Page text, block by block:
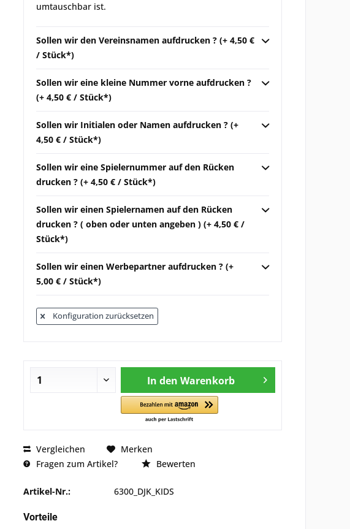
umtauschbar ist.
Sollen wir den Vereinsnamen aufdrucken ? (+ 4,50 €
/ Stück*)
Sollen wir eine kleine Nummer vorne aufdrucken ?
(+ 4,50 € / Stück*)
Sollen wir Initialen oder Namen aufdrucken ? (+
4,50 € / Stück*)
Sollen wir eine Spielernummer auf den Rücken
drucken ? (+ 4,50 € / Stück*)
Sollen wir einen Spielernamen auf den Rücken
drucken ? ( oben oder unten angeben ) (+ 4,50 € /
Stück*)
Sollen wir einen Werbepartner aufdrucken ? (+
5,00 € / Stück*)
Konfiguration zurücksetzen
In den Warenkorb
Vergleichen
Merken
Fragen zum Artikel?
Bewerten
Artikel-Nr.: 6300_DJK_KIDS
Vorteile